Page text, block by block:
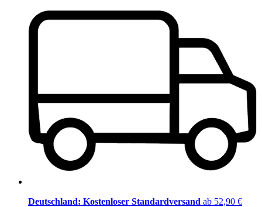
Deutschland: Kostenloser Standardversand ab 52,90 €